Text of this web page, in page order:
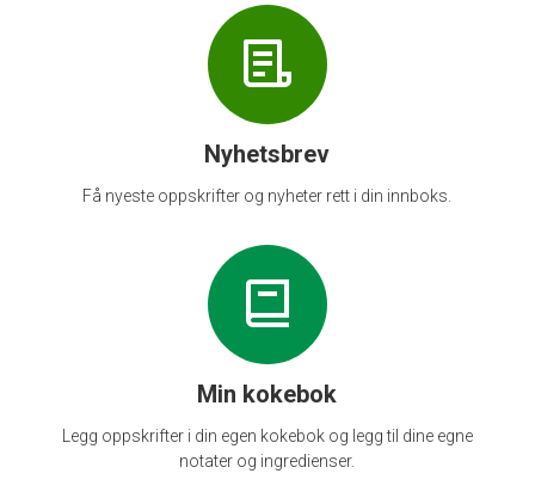
Nyhetsbrev
Få nyeste oppskrifter og nyheter rett i din innboks.
Min kokebok
Legg oppskrifter i din egen kokebok og legg til dine egne
notater og ingredienser.